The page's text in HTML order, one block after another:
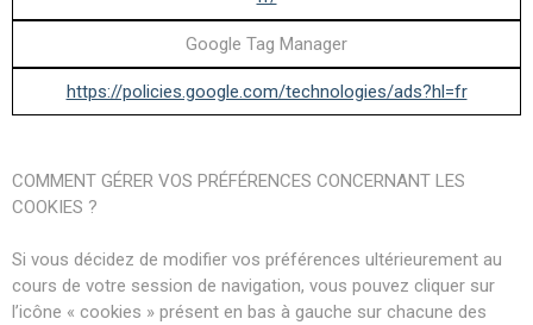
Google Tag Manager
https://policies.google.com/technologies/ads?hl=fr
COMMENT GÉRER VOS PRÉFÉRENCES CONCERNANT LES
COOKIES ?
Si vous décidez de modifier vos préférences ultérieurement au
cours de votre session de navigation, vous pouvez cliquer sur
l’icône « cookies » présent en bas à gauche sur chacune des